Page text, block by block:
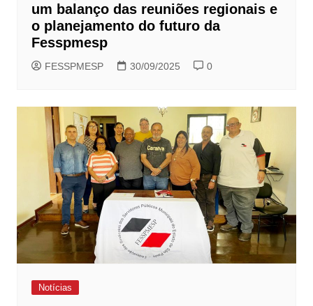
um balanço das reuniões regionais e
o planejamento do futuro da
Fesspmesp
FESSPMESP 30/09/2025 0
Notícias